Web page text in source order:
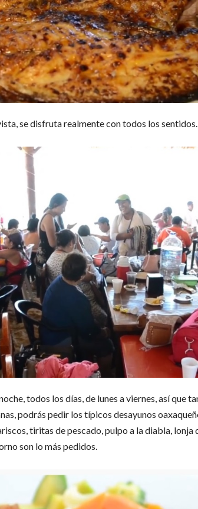
se disfruta realmente con todos los sentidos.
todos los días, de lunes a viernes, así que
podrás pedir los típicos desayunos
tiritas de pescado, pulpo a la diabla, lonja
son lo más pedidos.